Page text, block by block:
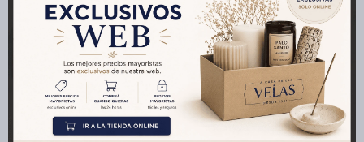
Productos que te pueden interesar